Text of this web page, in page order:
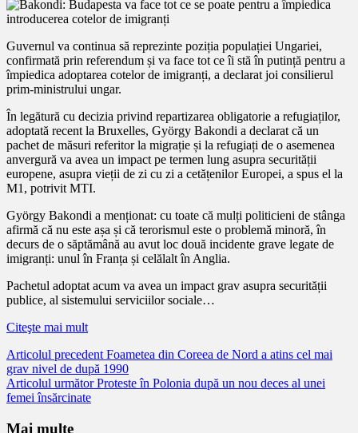
Guvernul va continua să reprezinte poziția populației Ungariei,
confirmată prin referendum și va face tot ce îi stă în putință pentru a
împiedica adoptarea cotelor de imigranți, a declarat joi consilierul
prim-ministrului ungar.
În legătură cu decizia privind repartizarea obligatorie a refugiaților,
adoptată recent la Bruxelles, György Bakondi a declarat că un
pachet de măsuri referitor la migrație și la refugiați de o asemenea
anvergură va avea un impact pe termen lung asupra securității
europene, asupra vieții de zi cu zi a cetățenilor Europei, a spus el la
M1, potrivit MTI.
György Bakondi a menționat: cu toate că mulți politicieni de stânga
afirmă că nu este așa și că terorismul este o problemă minoră, în
decurs de o săptămână au avut loc două incidente grave legate de
imigranți: unul în Franța și celălalt în Anglia.
Pachetul adoptat acum va avea un impact grav asupra securității
publice, al sistemului serviciilor sociale…
Citeşte mai mult
Citește
mai
mult
Articolul precedent Foametea din Coreea de Nord a atins cel mai
grav nivel de după 1990
Articolul următorProteste în Polonia după un nou deces al unei
femei însărcinate
Mai multe